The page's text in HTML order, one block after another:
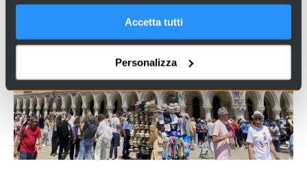
Accetta tutti
Personalizza